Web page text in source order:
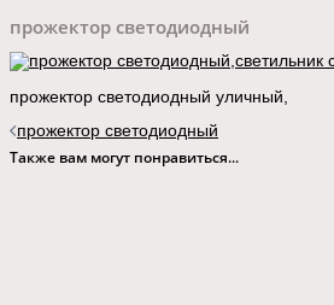
прожектор светодиодный
прожектор светодиодный уличный,
Навигация
записи
прожектор светодиодный
Также вам могут понравиться...